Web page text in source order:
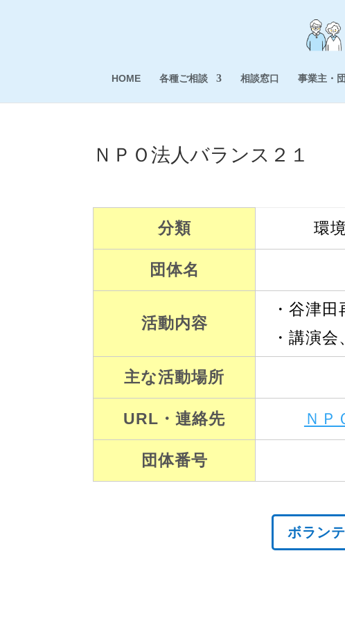
HOME 各種ご相談 相談窓口 事業主・
ＮＰＯ法人バランス２１
分類 環
団体名
活動内容
・谷津
・講演
主な活動場所
URL・連絡先 ＮＰ
団体番号
ボラン